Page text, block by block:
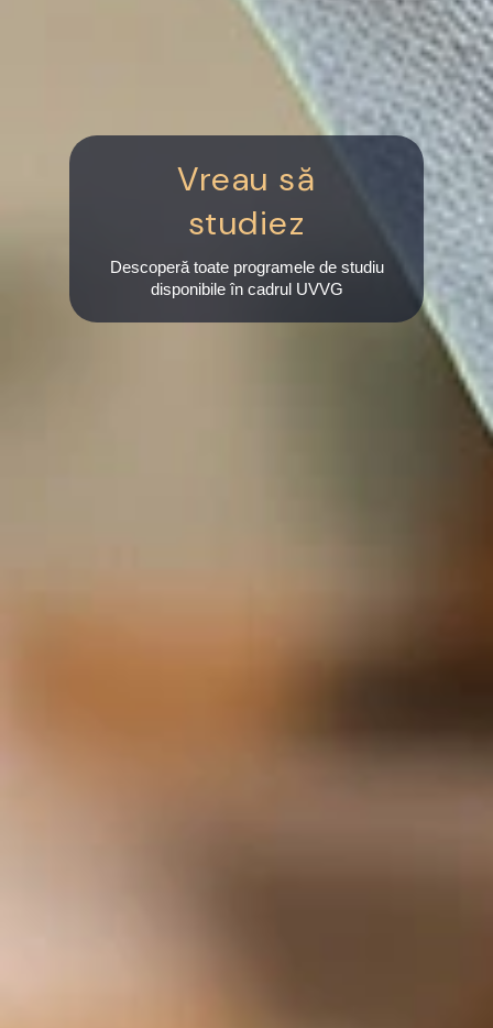
Vreau să
studiez
Descoperă toate programele de studiu
disponibile în cadrul UVVG